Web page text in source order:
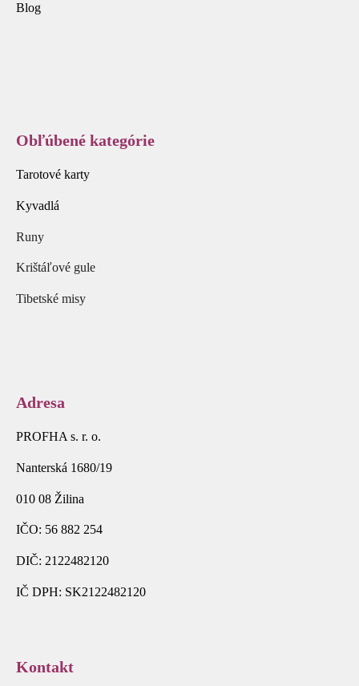
Blog
Obľúbené kategórie
Tarotové karty
Kyvadlá
Runy
Krištáľové gule
Tibetské misy
Adresa
PROFHA s. r. o.
Nanterská 1680/19
010 08 Žilina
IČO: 56 882 254
DIČ: 2122482120
IČ DPH: SK2122482120
Kontakt